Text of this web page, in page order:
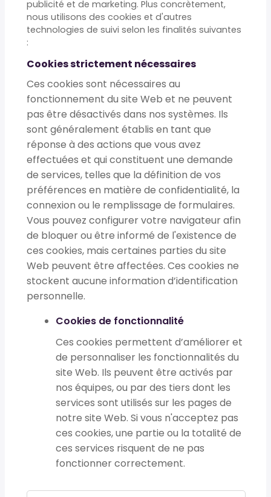
publicité et de marketing. Plus concrètement,
nous utilisons des cookies et d'autres
technologies de suivi selon les finalités suivantes
:
Cookies strictement nécessaires
Ces cookies sont nécessaires au
fonctionnement du site Web et ne peuvent
pas être désactivés dans nos systèmes. Ils
sont généralement établis en tant que
réponse à des actions que vous avez
effectuées et qui constituent une demande
de services, telles que la définition de vos
préférences en matière de confidentialité, la
connexion ou le remplissage de formulaires.
Vous pouvez configurer votre navigateur afin
de bloquer ou être informé de l'existence de
ces cookies, mais certaines parties du site
Web peuvent être affectées. Ces cookies ne
stockent aucune information d’identification
personnelle.
Cookies de fonctionnalité
Ces cookies permettent d’améliorer et
de personnaliser les fonctionnalités du
site Web. Ils peuvent être activés par
nos équipes, ou par des tiers dont les
services sont utilisés sur les pages de
notre site Web. Si vous n'acceptez pas
ces cookies, une partie ou la totalité de
ces services risquent de ne pas
fonctionner correctement.